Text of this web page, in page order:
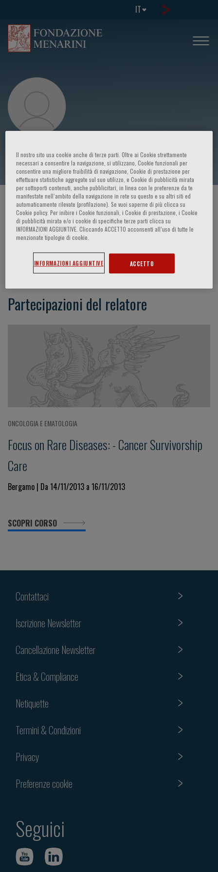
IT
Stefano Fagiuoli
HOME PAGE / CORSI ED EVENTI / RELATORE
Stefano Fagiuoli
Partecipazioni del relatore
ONCOLOGIA E EMATOLOGIA
Focus on Rare Diseases: - Cancer Survivorship
Care
Bergamo | Da 14/11/2013 a 16/11/2013
SCOPRI CORSO
Contattaci
Iscrizione Newsletter
Cancellazione Newsletter
Etica & Compliance
Netiquette
Termini & Condizioni
Privacy
Preferenze cookie
Seguici
Il nostro sito usa cookie anche di terze parti. Oltre ai Cookie strettamente
necessari a consentire la navigazione, si utilizzano, Cookie funzionali per
consentire una migliore fruibilità di navigazione, Cookie di prestazione per
effettuare statistiche aggregate sul suo utilizzo, e Cookie di pubblicità mirata
per sottoporti contenuti, anche pubblicitari, in linea con le preferenze da te
manifestate nell‘ambito della navigazione in rete su questo e su altri siti ed
automaticamente rilevate (profilazione). Se vuoi saperne di più clicca su
Cookie policy. Per inibire i Cookie funzionali, i Cookie di prestazione, i Cookie
di pubblicità mirata e/o i cookie di specifiche terze parti clicca su
INFORMAZIONI AGGIUNTIVE. Cliccando ACCETTO acconsenti all’uso di tutte le
menzionate tipologie di cookie.
INFORMAZIONI AGGIUNTIVE ACCETTO